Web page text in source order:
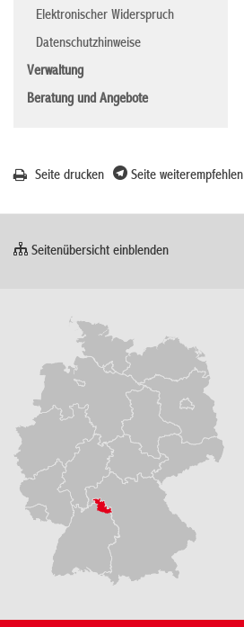
Elektronischer Widerspruch
Datenschutzhinweise
Verwaltung
Beratung und Angebote
Seite drucken Seite weiterempfehlen
Seitenübersicht einblenden